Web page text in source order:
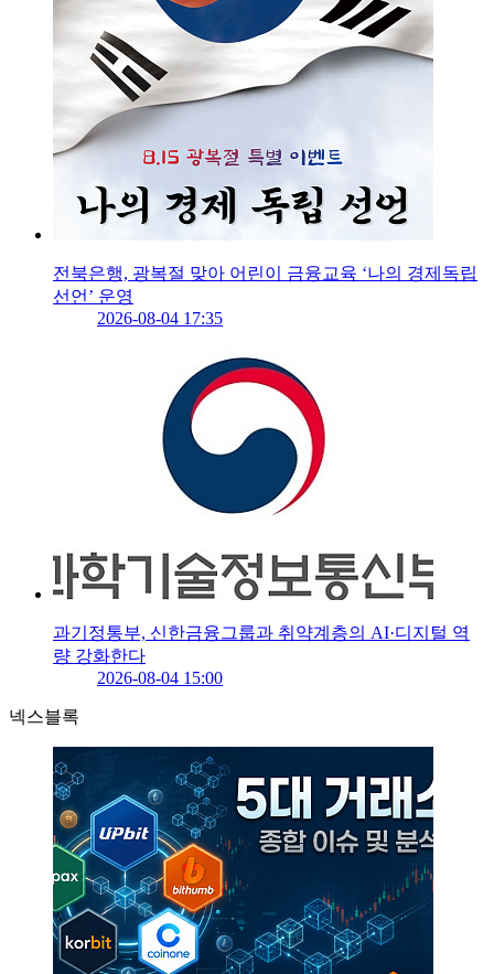
전북은행, 광복절 맞아 어린이 금융교육 ‘나의 경제독립
선언’ 운영
2026-08-04 17:35
과기정통부, 신한금융그룹과 취약계층의 AI·디지털 역
량 강화한다
2026-08-04 15:00
넥스블록